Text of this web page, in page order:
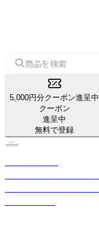
5,000円分クーポン進呈中
クーポン
進呈中
無料で登録